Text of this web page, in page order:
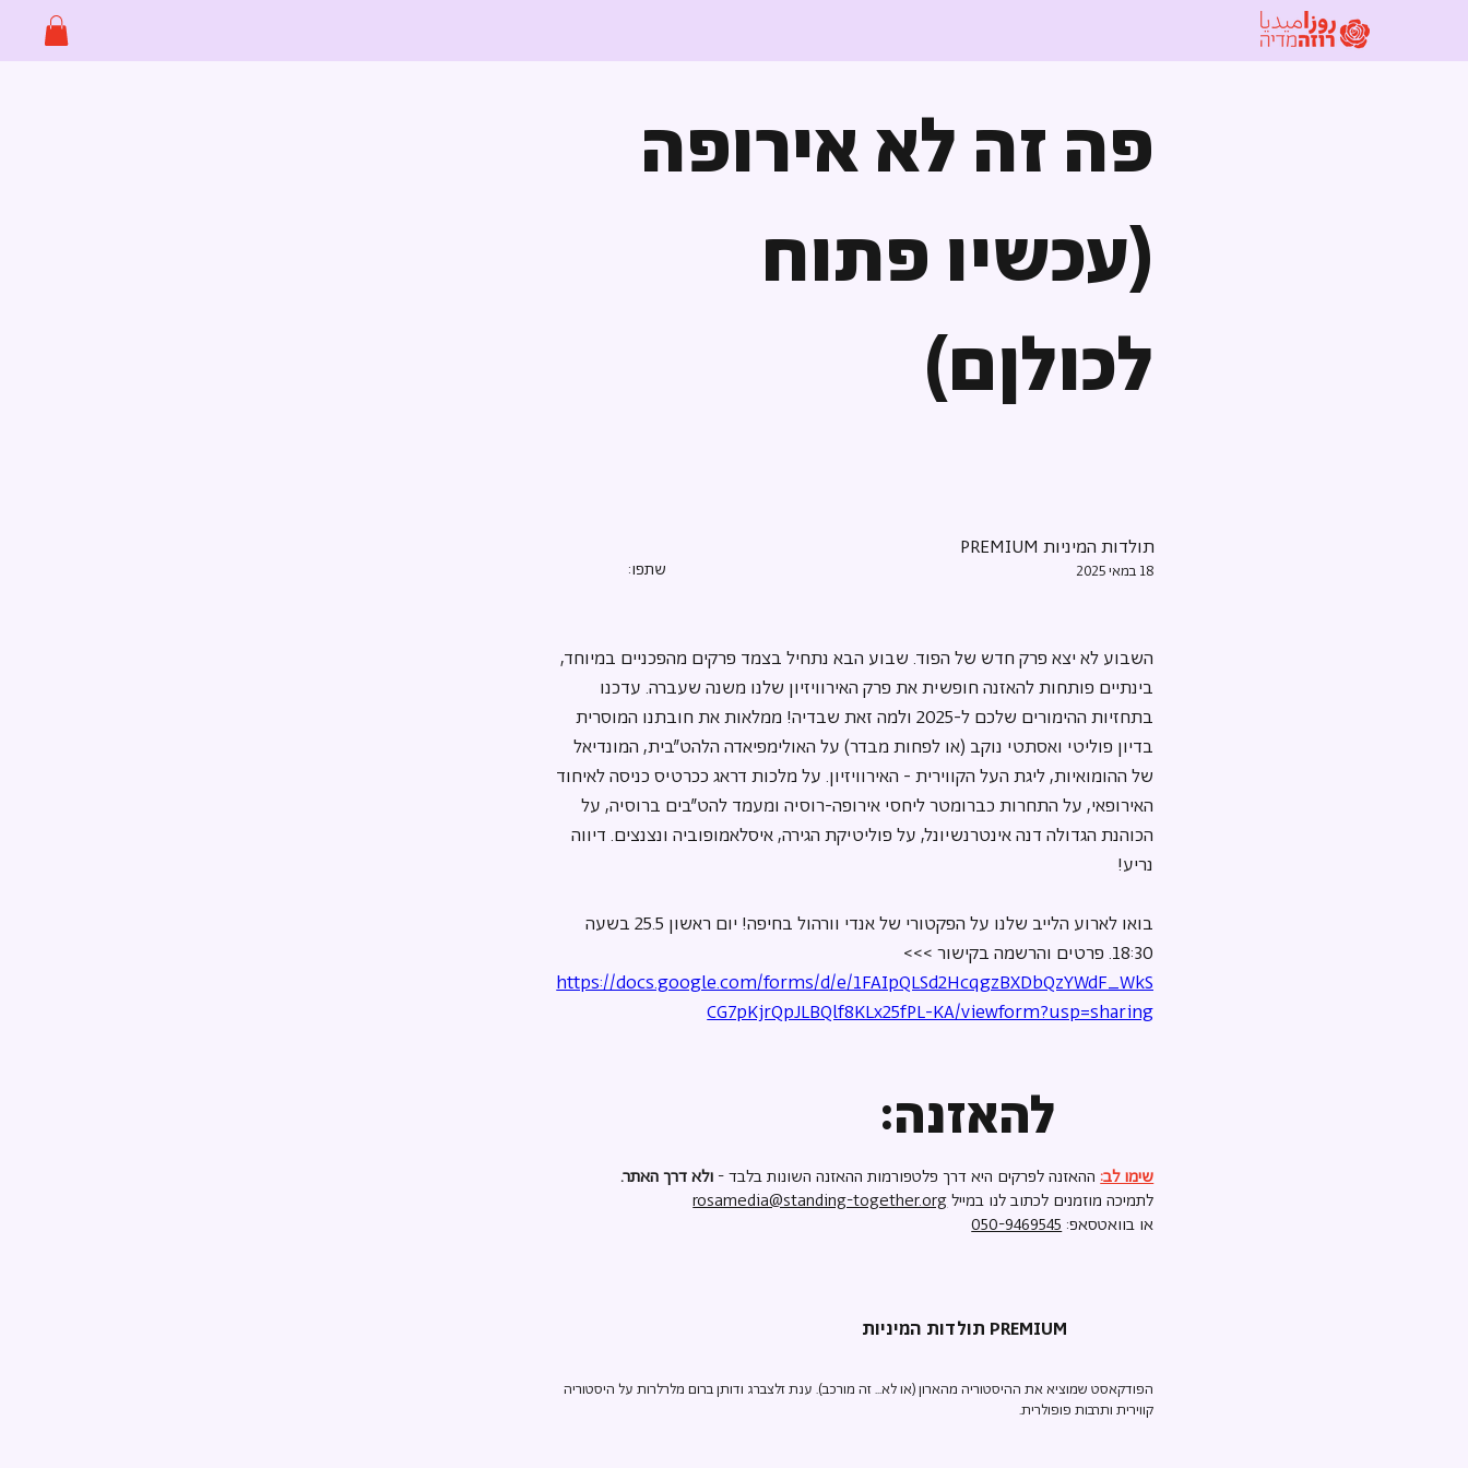
פה זה לא אירופה
(עכשיו פתוח
לכולןם)
שתפו:
תולדות המיניות PREMIUM
18 במאי 2025
השבוע לא יצא פרק חדש של הפוד. שבוע הבא נתחיל בצמד פרקים מהפכניים במיוחד,
בינתיים פותחות להאזנה חופשית את פרק האירוויזיון שלנו משנה שעברה. עדכנו
בתחזיות ההימורים שלכם ל-2025 ולמה זאת שבדיה! ממלאות את חובתנו המוסרית
בדיון פוליטי ואסתטי נוקב (או לפחות מבדר) על האולימפיאדה הלהט״בית, המונדיאל
של ההומואיות, ליגת העל הקווירית - האירוויזיון. על מלכות דראג ככרטיס כניסה לאיחוד
האירופאי, על התחרות כברומטר ליחסי אירופה-רוסיה ומעמד להט״בים ברוסיה, על
הכוהנת הגדולה דנה אינטרנשיונל, על פוליטיקת הגירה, איסלאמופוביה ונצנצים. דיווה
נריע!
בואו לארוע הלייב שלנו על הפקטורי של אנדי וורהול בחיפה! יום ראשון 25.5 בשעה
18:30. פרטים והרשמה בקישור >>>
https://docs.google.com/forms/d/e/1FAIpQLSd2HcqgzBXDbQzYWdF_WkS
CG7pKjrQpJLBQlf8KLx25fPL-KA/viewform?usp=sharing
להאזנה:
שימו לב: ההאזנה לפרקים היא דרך פלטפורמות ההאזנה השונות בלבד - ולא דרך האתר.
לתמיכה מוזמנים לכתוב לנו במיילrosamedia@standing-together.org
או בוואטסאפ: 050-9469545
תולדות המיניות PREMIUM
הפודקאסט שמוציא את ההיסטוריה מהארון (או לא... זה מורכב). ענת זלצברג ודותן ברום מלרלרות על היסטוריה
קווירית ותרבות פופולרית.